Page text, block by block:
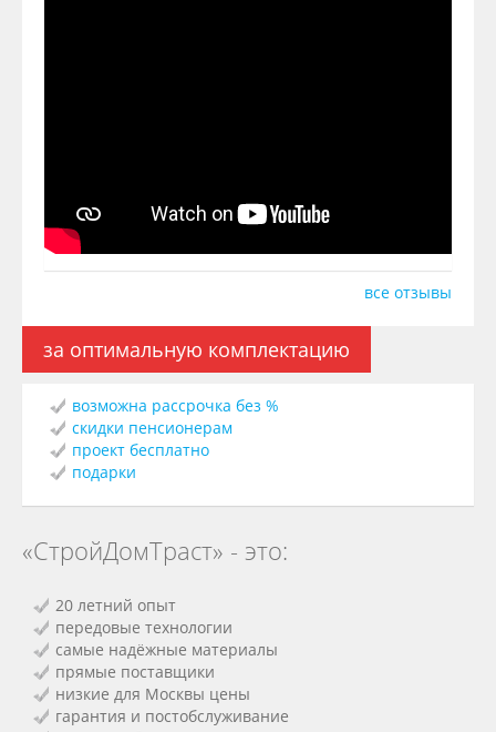
все отзывы
за оптимальную комплектацию
возможна рассрочка без %
скидки пенсионерам
проект бесплатно
подарки
«СтройДомТраст» - это:
20 летний опыт
передовые технологии
самые надёжные материалы
прямые поставщики
низкие для Москвы цены
гарантия и постобслуживание